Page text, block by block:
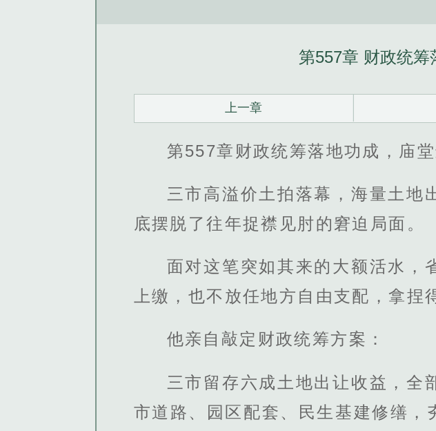
第557章 财政统
上一章
第557章财政统筹落地功成，庙
三市高溢价土拍落幕，海量土地
底摆脱了往年捉襟见肘的窘迫局面。
面对这笔突如其来的大额活水，
上缴，也不放任地方自由支配，拿捏
他亲自敲定财政统筹方案：
三市留存六成土地出让收益，全
市道路、园区配套、民生基建修缮，